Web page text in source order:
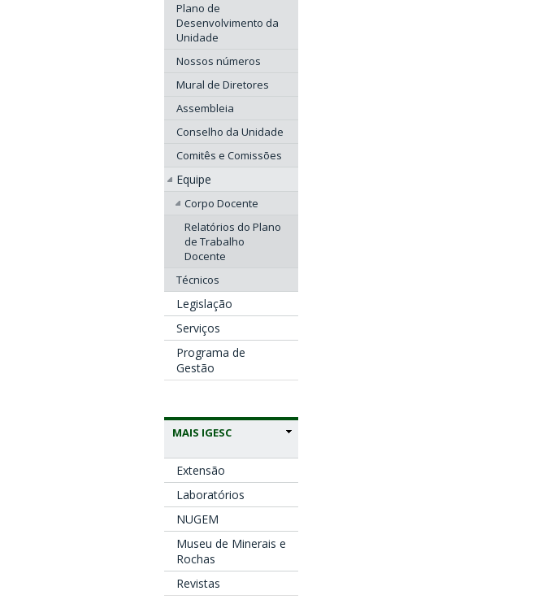
Plano de
Desenvolvimento da
Unidade
Nossos números
Mural de Diretores
Assembleia
Conselho da Unidade
Comitês e Comissões
Equipe
Corpo Docente
Relatórios do Plano
de Trabalho
Docente
Técnicos
Legislação
Serviços
Programa de
Gestão
MAIS IGESC
Extensão
Laboratórios
NUGEM
Museu de Minerais e
Rochas
Revistas